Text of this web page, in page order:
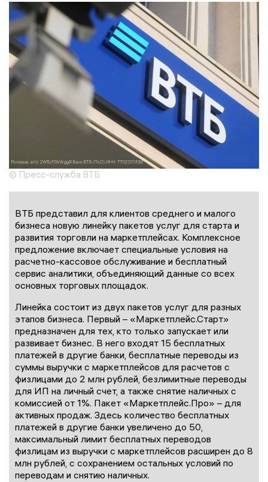
© Пресс-служба ВТБ
ВТБ представил для клиентов среднего и малого
бизнеса новую линейку пакетов услуг для старта и
развития торговли на маркетплейсах. Комплексное
предложение включает специальные условия на
расчетно-кассовое обслуживание и бесплатный
сервис аналитики, объединяющий данные со всех
основных торговых площадок.
Линейка состоит из двух пакетов услуг для разных
этапов бизнеса. Первый – «Маркетплейс.Старт»
предназначен для тех, кто только запускает или
развивает бизнес. В него входят 15 бесплатных
платежей в другие банки, бесплатные переводы из
суммы выручки с маркетплейсов для расчетов с
физлицами до 2 млн рублей, безлимитные переводы
для ИП на личный счет, а также снятие наличных с
комиссией от 1%. Пакет «Маркетплейс.Про» – для
активных продаж. Здесь количество бесплатных
платежей в другие банки увеличено до 50,
максимальный лимит бесплатных переводов
физлицам из выручки с маркетплейсов расширен до 8
млн рублей, с сохранением остальных условий по
переводам и снятию наличных.